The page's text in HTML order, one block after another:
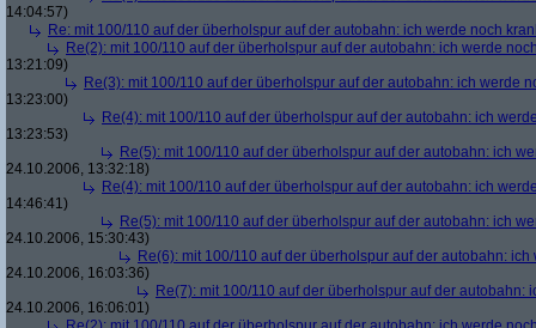
14:04:57)
Re: mit 100/110 auf der überholspur auf der autobahn: ich werde noch
Re(2): mit 100/110 auf der überholspur auf der autobahn: ich werde
13:21:09)
Re(3): mit 100/110 auf der überholspur auf der autobahn: ich werde
13:23:00)
Re(4): mit 100/110 auf der überholspur auf der autobahn: ich
13:23:53)
Re(5): mit 100/110 auf der überholspur auf der autobahn: ich
24.10.2006, 13:32:18)
Re(4): mit 100/110 auf der überholspur auf der autobahn: ich
14:46:41)
Re(5): mit 100/110 auf der überholspur auf der autobahn: ich
24.10.2006, 15:30:43)
Re(6): mit 100/110 auf der überholspur auf der autobahn:
24.10.2006, 16:03:36)
Re(7): mit 100/110 auf der überholspur auf der autobahn:
24.10.2006, 16:06:01)